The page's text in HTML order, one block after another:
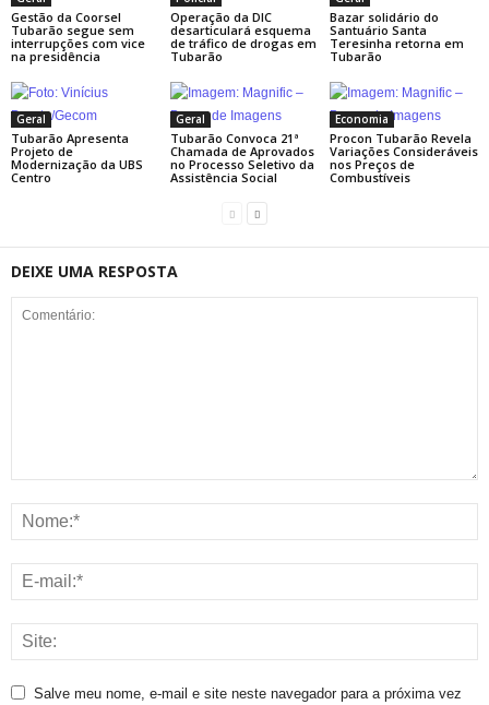
Gestão da Coorsel
Tubarão segue sem
interrupções com vice
na presidência
Operação da DIC
desarticulará esquema
de tráfico de drogas em
Tubarão
Bazar solidário do
Santuário Santa
Teresinha retorna em
Tubarão
Geral
Tubarão Apresenta
Projeto de
Modernização da UBS
Centro
Geral
Tubarão Convoca 21ª
Chamada de Aprovados
no Processo Seletivo da
Assistência Social
Economia
Procon Tubarão Revela
Variações Consideráveis
nos Preços de
Combustíveis
DEIXE UMA RESPOSTA
Salve meu nome, e-mail e site neste navegador para a próxima vez